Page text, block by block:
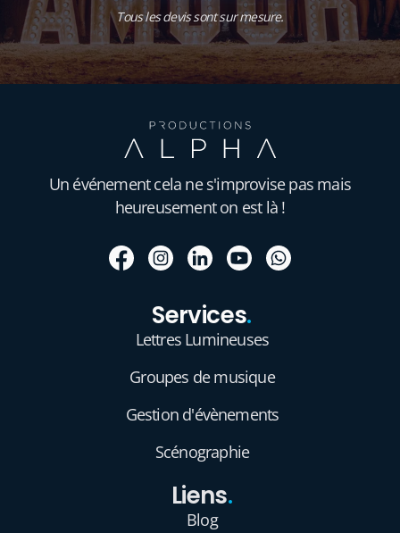
Tous les devis sont sur mesure.
Un événement cela ne s'improvise pas mais
heureusement on est là !
Services.
Lettres Lumineuses
Groupes de musique
Gestion d'évènements
Scénographie
Liens.
Blog